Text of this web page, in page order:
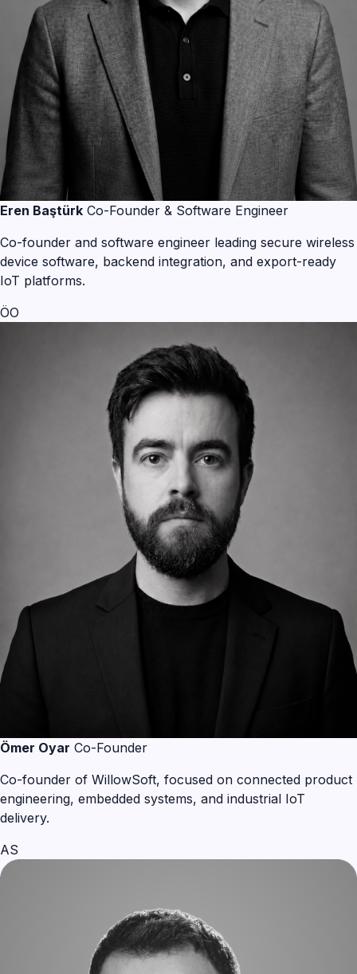
Eren Baştürk Co-Founder & Software Engineer
Co-founder and software engineer leading secure wireless
device software, backend integration, and export-ready
IoT platforms.
ÖO
Ömer Oyar Co-Founder
Co-founder of WillowSoft, focused on connected product
engineering, embedded systems, and industrial IoT
delivery.
AS